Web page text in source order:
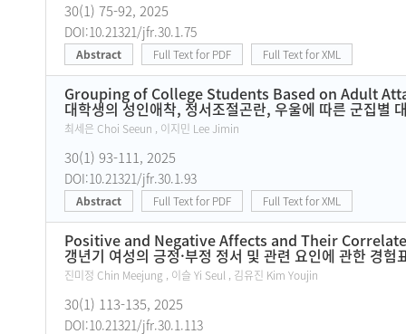
30(1) 75-92, 2025
DOI:10.21321/jfr.30.1.75
Abstract Full Text for PDF Full Text for XML
Grouping of College Students Based on Adult
대학생의 성인애착, 정서조절곤란, 우울에 따른 군집별
최세은 Choi Seeun , 이지민 Lee Jimin
30(1) 93-111, 2025
DOI:10.21321/jfr.30.1.93
Abstract Full Text for PDF Full Text for XML
Positive and Negative Affects and Their
갱년기 여성의 긍정·부정 정서 및 관련 요인에 관한 경험
진미정 Chin Meejung , 이슬 Yi Seul , 김유진 Kim Youjin
30(1) 113-135, 2025
DOI:10.21321/jfr.30.1.113